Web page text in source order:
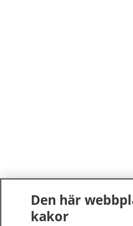
Den här
kakor